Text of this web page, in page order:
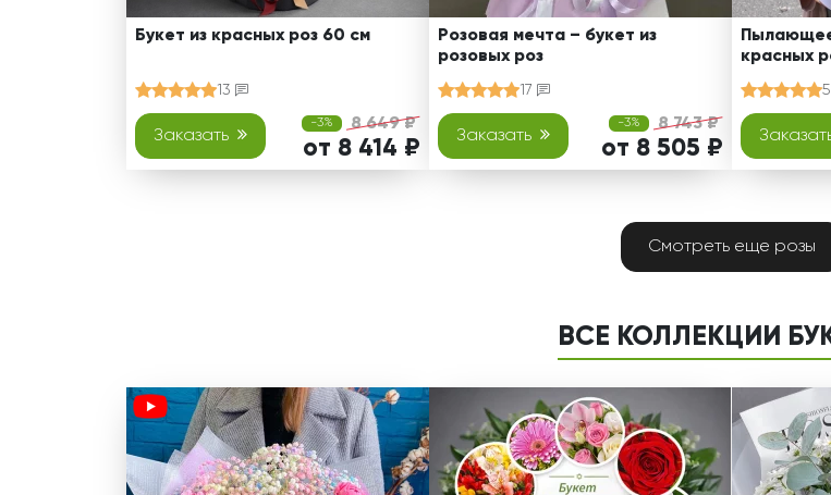
Букет из красных роз 60 см
13
Заказать
-3% 8 649 ₽
от 8 414 ₽
Розовая мечта – букет из
розовых роз
17
Заказать
-3% 8 743 ₽
от 8 505 ₽
красных
5
Смотреть еще розы
ВСЕ КОЛЛЕКЦИИ